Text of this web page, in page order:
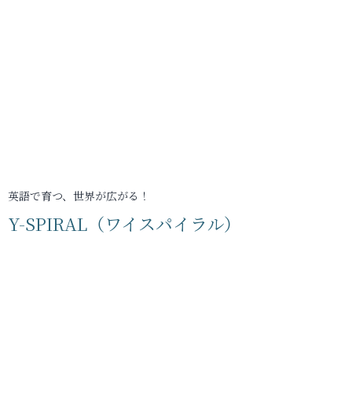
英語で育つ、世界が広がる！
Y-SPIRAL（ワイスパイラル）